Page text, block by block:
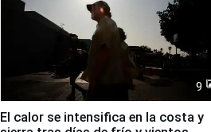
9
El calor se intensifica en la costa y